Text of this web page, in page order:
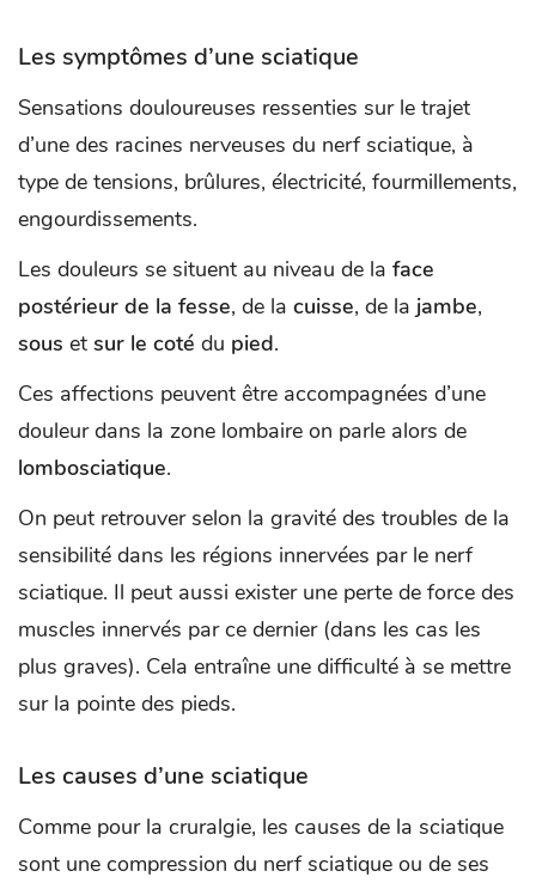
Les symptômes d’une sciatique
Sensations douloureuses ressenties sur le trajet
d’une des racines nerveuses du nerf sciatique, à
type de tensions, brûlures, électricité, fourmillements,
engourdissements.
Les douleurs se situent au niveau de la face
postérieur de la fesse, de la cuisse, de la jambe,
sous et sur le coté du pied.
Ces affections peuvent être accompagnées d’une
douleur dans la zone lombaire on parle alors de
lombosciatique.
On peut retrouver selon la gravité des troubles de la
sensibilité dans les régions innervées par le nerf
sciatique. Il peut aussi exister une perte de force des
muscles innervés par ce dernier (dans les cas les
plus graves). Cela entraîne une difficulté à se mettre
sur la pointe des pieds.
Les causes d’une sciatique
Comme pour la cruralgie, les causes de la sciatique
sont une compression du nerf sciatique ou de ses